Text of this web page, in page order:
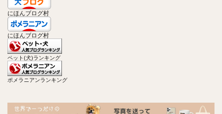
にほんブログ村
にほんブログ村
ペット(犬)ランキング
ポメラニアンランキング